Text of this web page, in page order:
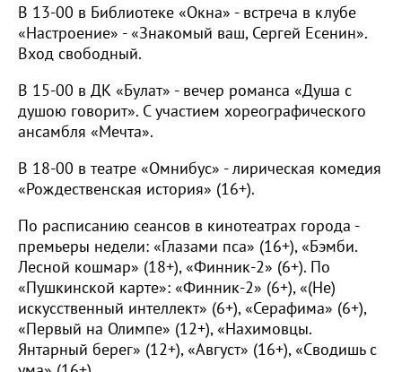
В 13-00 в Библиотеке «Окна» - встреча в клубе
«Настроение» - «Знакомый ваш, Сергей Есенин».
Вход свободный.
В 15-00 в ДК «Булат» - вечер романса «Душа с
душою говорит». С участием хореографического
ансамбля «Мечта».
В 18-00 в театре «Омнибус» - лирическая комедия
«Рождественская история» (16+).
По расписанию сеансов в кинотеатрах города -
премьеры недели: «Глазами пса» (16+), «Бэмби.
Лесной кошмар» (18+), «Финник-2» (6+). По
«Пушкинской карте»: «Финник-2» (6+), «(Не)
искусственный интеллект» (6+), «Серафима» (6+),
«Первый на Олимпе» (12+), «Нахимовцы.
Янтарный берег» (12+), «Август» (16+), «Сводишь с